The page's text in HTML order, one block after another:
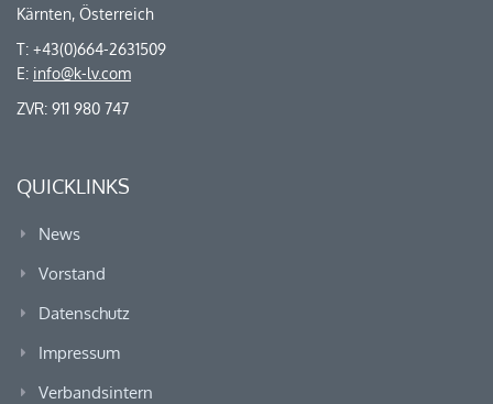
Kärnten, Österreich
T: +43(0)664-2631509
E: info@k-lv.com
ZVR: 911 980 747
QUICKLINKS
News
Vorstand
Datenschutz
Impressum
Verbandsintern